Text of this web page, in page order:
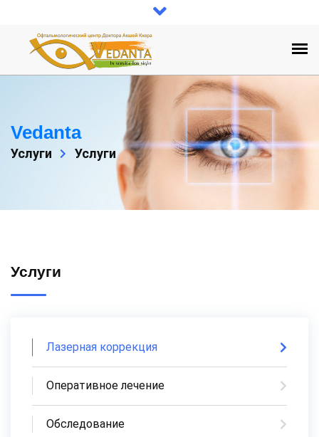
Vedanta
Услуги Услуги
Услуги
Лазерная коррекция
Оперативное лечение
Обследование